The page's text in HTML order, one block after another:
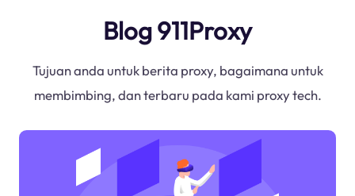
Blog 911Proxy
Tujuan anda untuk berita proxy, bagaimana untuk
membimbing, dan terbaru pada kami proxy tech.